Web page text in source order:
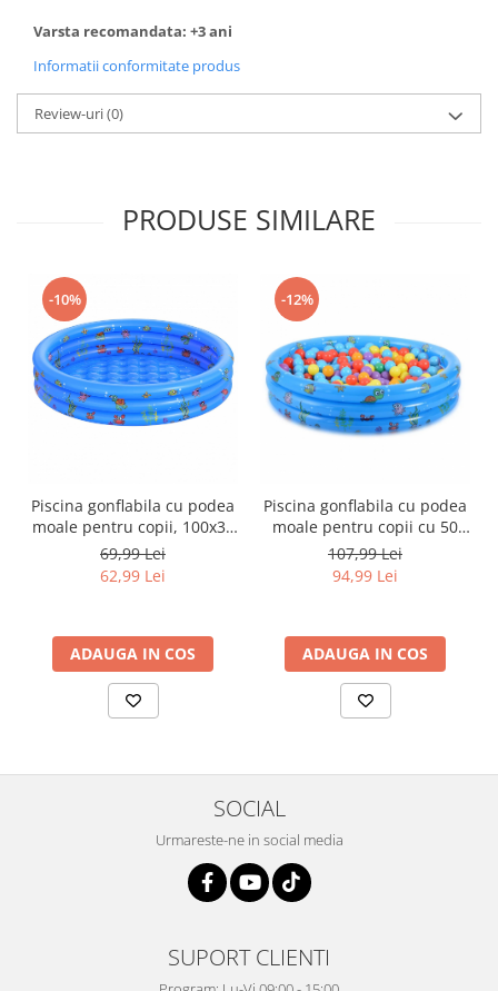
Varsta recomandata: +3 ani
Informatii conformitate produs
Review-uri(0)
PRODUSE SIMILARE
-10%
Piscina gonflabila cu podea
moale pentru copii, 100x35
cm, albastru
69,99 Lei
62,99 Lei
ADAUGA IN COS
-12%
Piscina gonflabila cu podea
moale pentru copii cu 50
bile colorate incluse,
100x35 cm, albastru
107,99 Lei
94,99 Lei
ADAUGA IN COS
SOCIAL
Urmareste-ne in social media
SUPORT CLIENTI